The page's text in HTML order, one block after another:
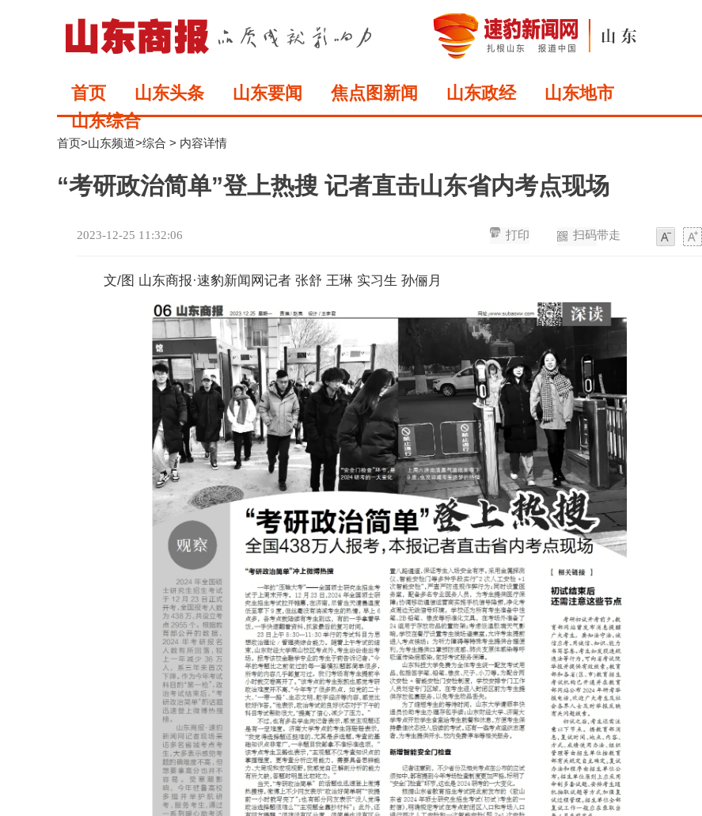
首页 山东头条 山东要闻 焦点图新闻 山东政经
山东地市
山东综合
首页>山东频道>综合 > 内容详情
“考研政治简单”登上热搜 记者直击山东省内考点现场
2023-12-25 11:32:06 扫码带走
打印
文/图 山东商报·速豹新闻网记者 张舒 王琳 实习生 孙俪月